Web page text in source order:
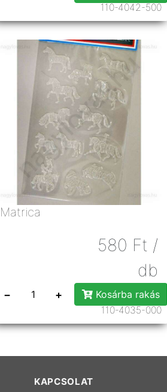
110-4042-500
Matrica
580 Ft /
db
− +
Kosárba rakás
110-4035-000
KAPCSOLAT